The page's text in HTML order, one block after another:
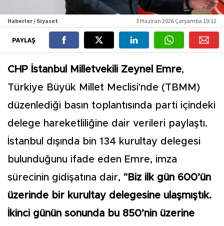
Haberler / Siyaset 3 Haziran 2026 Çarşamba 19:12
PAYLAŞ
CHP İstanbul Milletvekili Zeynel Emre,
Türkiye Büyük Millet Meclisi'nde (TBMM)
düzenlediği basın toplantısında parti içindeki
delege hareketliliğine dair verileri paylaştı.
İstanbul dışında bin 134 kurultay delegesi
bulunduğunu ifade eden Emre, imza
sürecinin gidişatına dair, "Biz ilk gün 600’ün
üzerinde bir kurultay delegesine ulaşmıştık.
İkinci günün sonunda bu 850’nin üzerine